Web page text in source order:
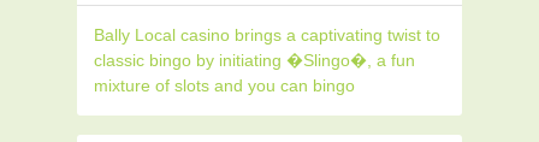
Bally Local casino brings a captivating twist to
classic bingo by initiating �Slingo�, a fun
mixture of slots and you can bingo